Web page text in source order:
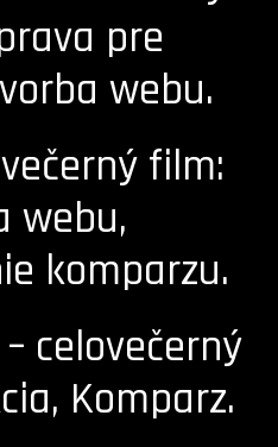
pre
webu.
film:
webu,
komparzu.
celovečerný
Komparz.